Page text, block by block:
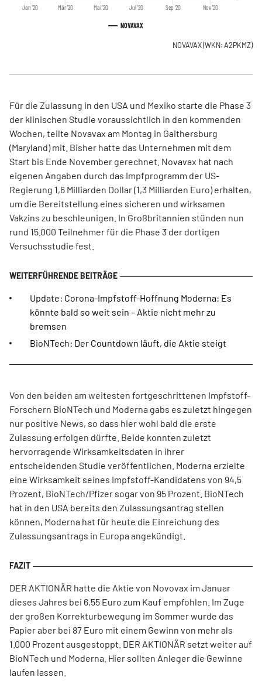
NOVAVAX
Jan '20 Mär '20 Mai '20 Jul '20 Sep '20 Nov '20
NOVAVAX(WKN: A2PKMZ)
Für die Zulassung in den USA und Mexiko starte die Phase 3
der klinischen Studie voraussichtlich in den kommenden
Wochen, teilte Novavax am Montag in Gaithersburg
(Maryland) mit. Bisher hatte das Unternehmen mit dem
Start bis Ende November gerechnet. Novavax hat nach
eigenen Angaben durch das Impfprogramm der US-
Regierung 1,6 Milliarden Dollar (1,3 Milliarden Euro) erhalten,
um die Bereitstellung eines sicheren und wirksamen
Vakzins zu beschleunigen. In Großbritannien stünden nun
rund 15.000 Teilnehmer für die Phase 3 der dortigen
Versuchsstudie fest.
Update: Corona-Impfstoff-Hoffnung Moderna: Es
könnte bald so weit sein – Aktie nicht mehr zu
bremsen
BioNTech: Der Countdown läuft, die Aktie steigt
Von den beiden am weitesten fortgeschrittenen Impfstoff-
Forschern BioNTech und Moderna gabs es zuletzt hingegen
nur positive News, so dass hier wohl bald die erste
Zulassung erfolgen dürfte. Beide konnten zuletzt
hervorragende Wirksamkeitsdaten in ihrer
entscheidenden Studie veröffentlichen. Moderna erzielte
eine Wirksamkeit seines Impfstoff-Kandidatens von 94,5
Prozent, BioNTech/Pfizer sogar von 95 Prozent. BioNTech
hat in den USA bereits den Zulassungsantrag stellen
können, Moderna hat für heute die Einreichung des
Zulassungsantrags in Europa angekündigt.
DER AKTIONÄR hatte die Aktie von Novovax im Januar
dieses Jahres bei 6,55 Euro zum Kauf empfohlen. Im Zuge
der großen Korrekturbewegung im Sommer wurde das
Papier aber bei 87 Euro mit einem Gewinn von mehr als
1.000 Prozent ausgestoppt. DER AKTIONÄR setzt weiter auf
BioNTech und Moderna. Hier sollten Anleger die Gewinne
laufen lassen.